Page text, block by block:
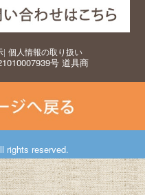
| 個人情報の取り扱い
号 道具商
rights reserved.